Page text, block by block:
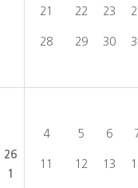
21 22 23
28 29 30
26
1
4 5 6
11 12 13